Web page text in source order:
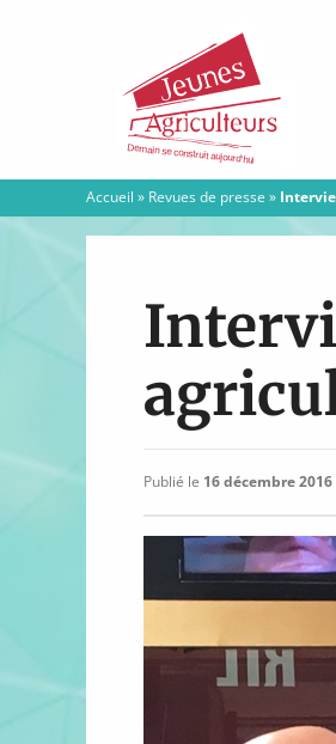
Agriculteurs
Accueil » Revues de presse »
Publié le 16 décembre 2016